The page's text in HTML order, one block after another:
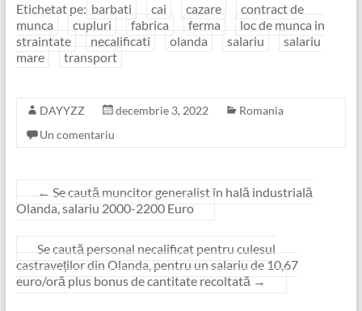
Etichetat pe: barbati cai cazare
contract de
munca
cupluri fabrica ferma
loc de munca in
straintate
necalificati olanda salariu
salariu
mare
transport
DAYYZZ decembrie 3, 2022
Romania
Un comentariu
← Se caută muncitor generalist în hală industrială
Olanda, salariu 2000-2200 Euro
Se caută personal necalificat pentru culesul
castraveților din Olanda, pentru un salariu de 10,67
euro/oră plus bonus de cantitate recoltată →